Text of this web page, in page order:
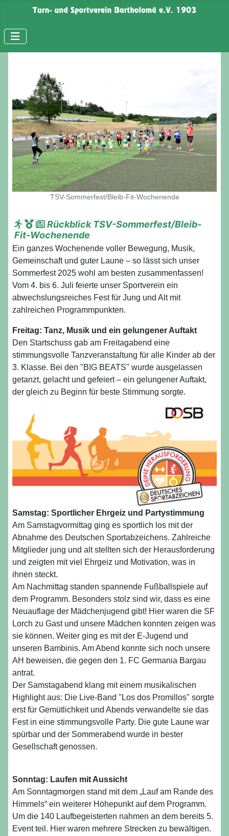
TSV-Sommerfest/Bleib-Fit-Wochenende
Rückblick TSV-Sommerfest/Bleib-
Fit-Wochenende
Ein ganzes Wochenende voller Bewegung, Musik,
Gemeinschaft und guter Laune – so lässt sich unser
Sommerfest 2025 wohl am besten zusammenfassen!
Vom 4. bis 6. Juli feierte unser Sportverein ein
abwechslungsreiches Fest für Jung und Alt mit
zahlreichen Programmpunkten.
Freitag: Tanz, Musik und ein gelungener Auftakt
Den Startschuss gab am Freitagabend eine
stimmungsvolle Tanzveranstaltung für alle Kinder ab der
3. Klasse. Bei den "BIG BEATS" wurde ausgelassen
getanzt, gelacht und gefeiert – ein gelungener Auftakt,
der gleich zu Beginn für beste Stimmung sorgte.
Samstag: Sportlicher Ehrgeiz und Partystimmung
Am Samstagvormittag ging es sportlich los mit der
Abnahme des Deutschen Sportabzeichens. Zahlreiche
Mitglieder jung und alt stellten sich der Herausforderung
und zeigten mit viel Ehrgeiz und Motivation, was in
ihnen steckt.
Am Nachmittag standen spannende Fußballspiele auf
dem Programm. Besonders stolz sind wir, dass es eine
Neuauflage der Mädchenjugend gibt! Hier waren die SF
Lorch zu Gast und unsere Mädchen konnten zeigen was
sie können. Weiter ging es mit der E-Jugend und
unseren Bambinis. Am Abend konnte sich noch unsere
AH beweisen, die gegen den 1. FC Germania Bargau
antrat.
Der Samstagabend klang mit einem musikalischen
Highlight aus: Die Live-Band "Los dos Promillos" sorgte
erst für Gemütlichkeit und Abends verwandelte sie das
Fest in eine stimmungsvolle Party. Die gute Laune war
spürbar und der Sommerabend wurde in bester
Gesellschaft genossen.
Sonntag: Laufen mit Aussicht
Am Sonntagmorgen stand mit dem „Lauf am Rande des
Himmels“ ein weiterer Höhepunkt auf dem Programm.
Um die 140 Laufbegeisterten nahmen an dem bereits 5.
Event teil. Hier waren mehrere Strecken zu bewältigen.